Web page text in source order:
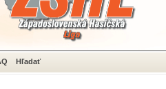
Hľadať